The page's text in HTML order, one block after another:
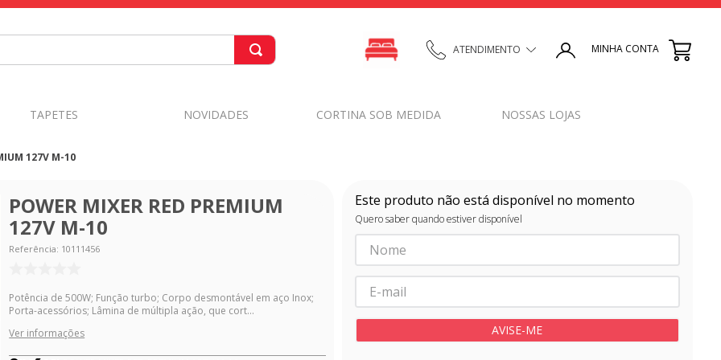
ATENDIMENTO MINHA CONTA
TAPETES NOVIDADES CORTINA SOB MEDIDA NOSSAS LOJAS
127V M-10
POWER MIXER RED PREMIUM
127V M-10
Referência: 10111456
Potência de 500W; Função turbo; Corpo desmontável em aço Inox;
Porta-acessórios; Lâmina de múltipla ação, que cort...
Ver informações
Este produto não está disponível no momento
Quero saber quando estiver disponível